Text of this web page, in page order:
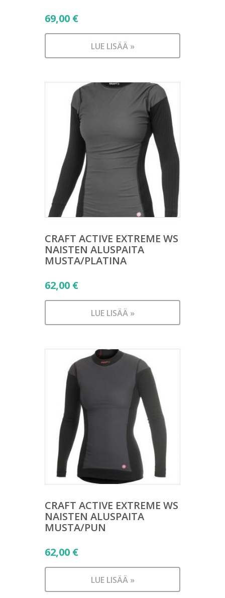
69,00 €
LUE LISÄÄ »
CRAFT ACTIVE EXTREME WS
NAISTEN ALUSPAITA
MUSTA/PLATINA
62,00 €
LUE LISÄÄ »
CRAFT ACTIVE EXTREME WS
NAISTEN ALUSPAITA
MUSTA/PUN
62,00 €
LUE LISÄÄ »